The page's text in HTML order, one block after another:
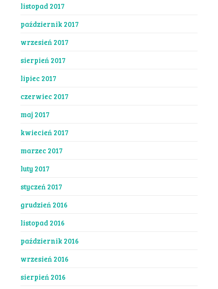
listopad 2017
październik 2017
wrzesień 2017
sierpień 2017
lipiec 2017
czerwiec 2017
maj 2017
kwiecień 2017
marzec 2017
luty 2017
styczeń 2017
grudzień 2016
listopad 2016
październik 2016
wrzesień 2016
sierpień 2016